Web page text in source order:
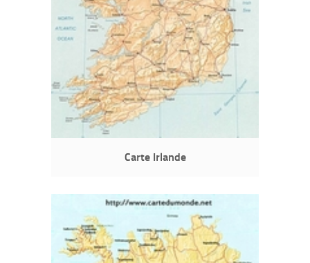
Carte Irlande